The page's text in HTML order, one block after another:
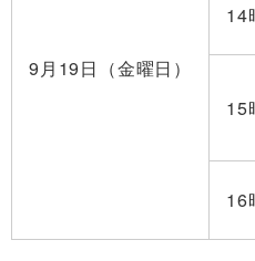
9月19日（金曜日）
14
15
16